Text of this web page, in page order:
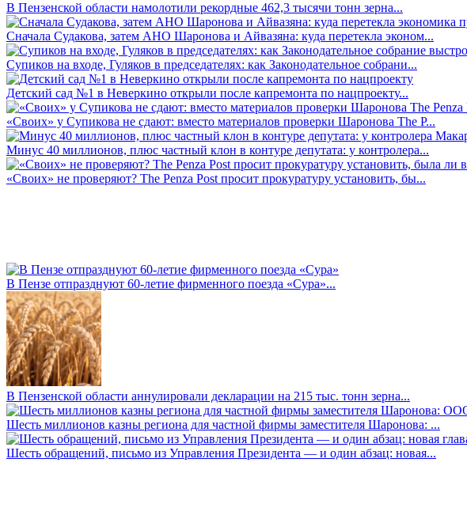
В Пензенской области намолотили рекордные 462,3 тысячи тонн зерна...
Сначала Судакова, затем АНО Шаронова и Айвазяна: куда перетекла эконом...
Супиков на входе, Гуляков в председателях: как Законодательное собрани...
Детский сад №1 в Неверкино открыли после капремонта по нацпроекту...
«Своих» у Супикова не сдают: вместо материалов проверки Шаронова The P...
Минус 40 миллионов, плюс частный клон в контуре депутата: у контролера...
«Своих» не проверяют? The Penza Post просит прокуратуру установить, бы...
В Пензе отпразднуют 60-летие фирменного поезда «Сура»...
В Пензенской области аннулировали декларации на 215 тыс. тонн зерна...
Шесть миллионов казны региона для частной фирмы заместителя Шаронова: ...
Шесть обращений, письмо из Управления Президента — и один абзац: новая...